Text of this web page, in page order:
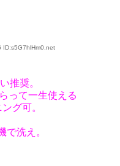
ID:s5G7hlHm0.net
推奨。
って一生使える
グ可。
で洗え。